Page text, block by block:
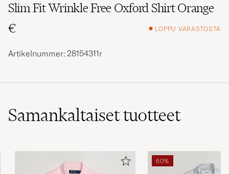
Slim Fit Wrinkle Free Oxford Shirt Orange
€
LOPPU VARASTOSTA
Artikelnummer: 28154311r
Samankaltaisettuotteet
60%